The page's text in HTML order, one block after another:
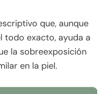
que, aunque
todo exacto, ayuda a
la sobreexposición
en la piel.